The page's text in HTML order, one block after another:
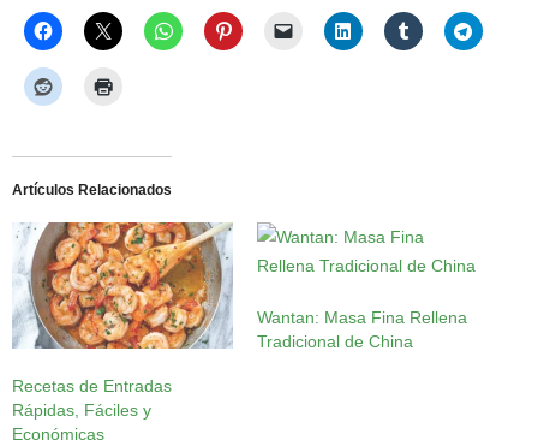
Artículos Relacionados
Recetas de Entradas
Rápidas, Fáciles y
Económicas
Wantan: Masa Fina Rellena
Tradicional de China